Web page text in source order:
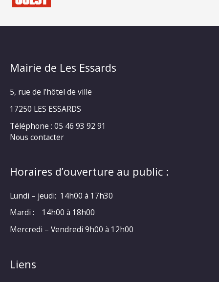
Mairie de Les Essards
5, rue de l’hôtel de ville
17250 LES ESSARDS
Téléphone : 05 46 93 92 91
Nous contacter
Horaires d’ouverture au public :
Lundi – jeudi: 14h00 à 17h30
Mardi : 14h00 à 18h00
Mercredi – Vendredi 9h00 à 12h00
Liens